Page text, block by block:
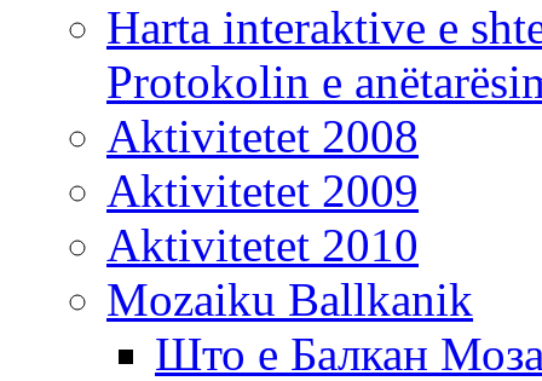
Harta interaktive e
Protokolin e
Aktivitetet 2008
Aktivitetet 2009
Aktivitetet 2010
Mozaiku Ballkanik
Што е Балкан